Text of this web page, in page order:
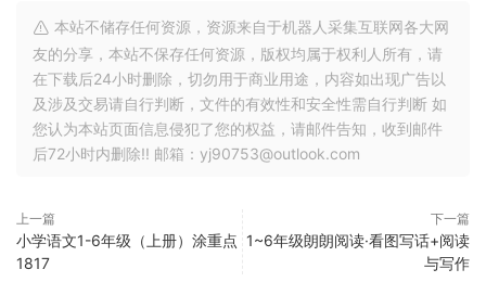
本站不储存任何资源，资源来自于机器人采集互联网各大网
友的分享，本站不保存任何资源，版权均属于权利人所有，请
在下载后24小时删除，切勿用于商业用途，内容如出现广告以
及涉及交易请自行判断，文件的有效性和安全性需自行判断 如
您认为本站页面信息侵犯了您的权益，请邮件告知，收到邮件
后72小时内删除!! 邮箱：yj90753@outlook.com
上一篇
小学语文1-6年级（上册）涂重点
1817
下一篇
1~6年级朗朗阅读·看图写话+阅读
与写作